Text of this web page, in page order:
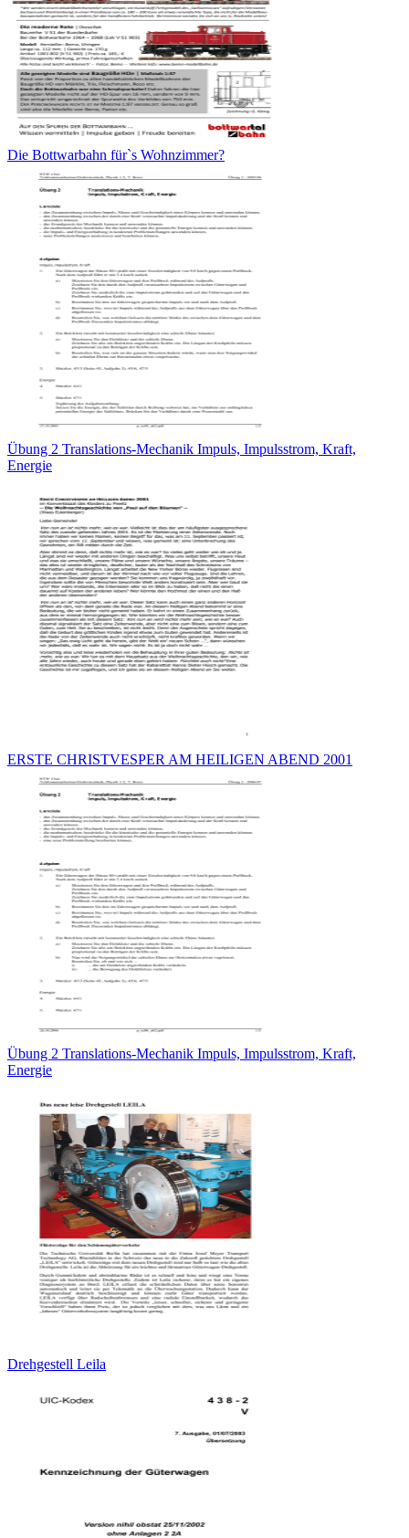
Die Bottwarbahn für`s Wohnzimmer?
Übung 2 Translations-Mechanik Impuls, Impulsstrom, Kraft,
Energie
ERSTE CHRISTVESPER AM HEILIGEN ABEND 2001
Übung 2 Translations-Mechanik Impuls, Impulsstrom, Kraft,
Energie
Drehgestell Leila